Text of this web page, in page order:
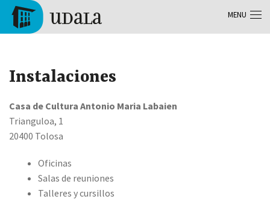
Skip to main content
Instalaciones
Casa de Cultura Antonio Maria Labaien
Trianguloa, 1
20400 Tolosa
Oficinas
Salas de reuniones
Talleres y cursillos
MENU